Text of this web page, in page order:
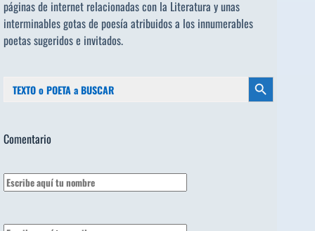
páginas de internet relacionadas con la Literatura y unas
interminables gotas de poesía atribuidos a los innumerables
poetas sugeridose invitados.
Botón de búsqueda
Comentario